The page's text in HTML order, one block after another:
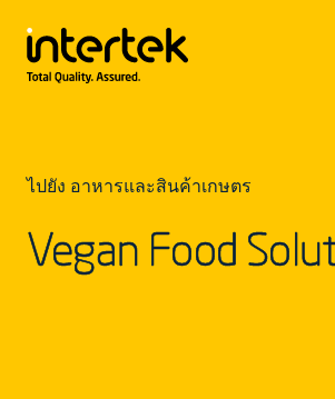
ไปยัง อาหารและสินค้าเกษตร
Vegan Food